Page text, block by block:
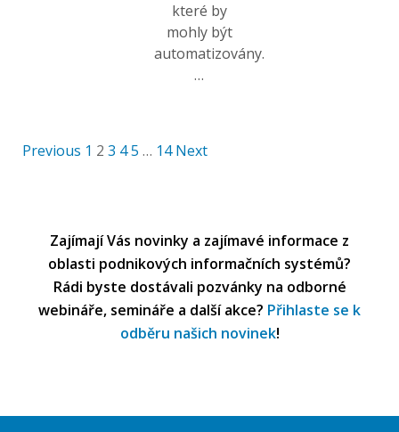
které by
mohly být
automatizovány.
…
Previous 1 2 3 45 … 14 Next
Zajímají Vás novinky a zajímavé informace z
oblasti podnikových informačních systémů?
Rádi byste dostávali pozvánky na odborné
webináře, semináře a další akce? Přihlaste se k
odběru našich novinek!